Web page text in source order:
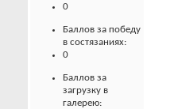
0
Баллов за победу
в состязаниях:
0
Баллов за
загрузку в
галерею: